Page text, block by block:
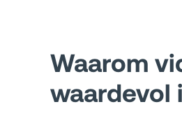
Waarom
waardevol